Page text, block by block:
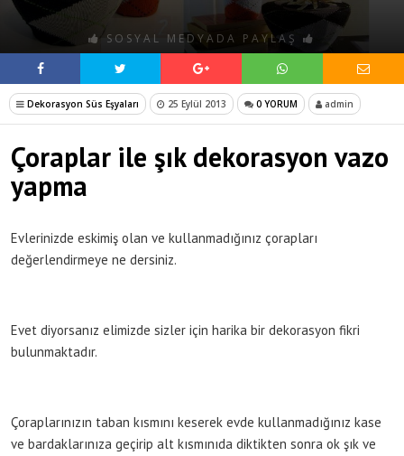
SOSYAL MEDYADA PAYLAŞ
Dekorasyon Süs Eşyaları 25 Eylül 2013 0 YORUM admin
Çoraplar ile şık dekorasyon vazo
yapma
Evlerinizde eskimiş olan ve kullanmadığınız çorapları
değerlendirmeye ne dersiniz.
Evet diyorsanız elimizde sizler için harika bir dekorasyon fikri
bulunmaktadır.
Çoraplarınızın taban kısmını keserek evde kullanmadığınız kase
ve bardaklarınıza geçirip alt kısmınıda diktikten sonra ok şık ve